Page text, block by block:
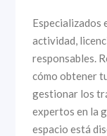
Especializados
actividad,
responsables.
cómo obtener
gestionar los
expertos en la
espacio está